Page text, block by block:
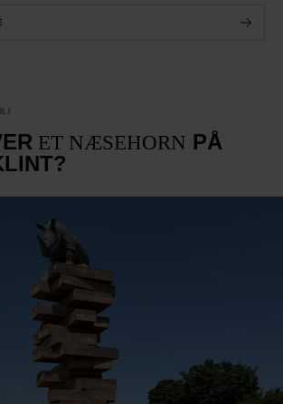
ET NÆSEHORN PÅ